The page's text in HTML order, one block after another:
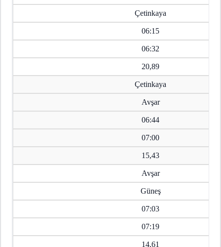
Çetinkaya
06:15
06:32
20,89
Çetinkaya
Avşar
06:44
07:00
15,43
Avşar
Güneş
07:03
07:19
14,61